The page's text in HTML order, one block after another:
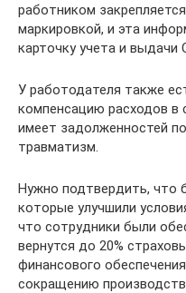
работником
маркировкой, и эта
карточку учета и выдачи
У работодателя также
компенсацию расходов в
имеет задолженностей
травматизм.
Нужно подтвердить, что
которые улучшили
что сотрудники были
вернутся до 20%
финансового
сокращению